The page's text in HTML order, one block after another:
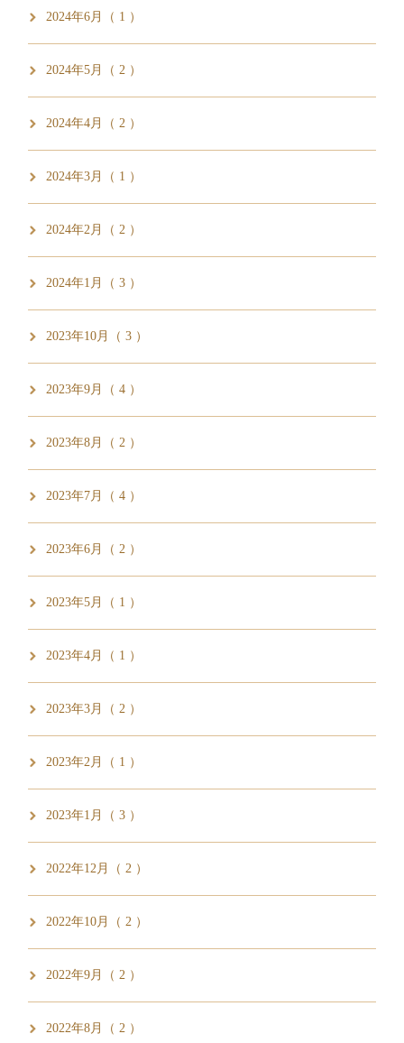
2024年6月（ 1 ）
2024年5月（ 2 ）
2024年4月（ 2 ）
2024年3月（ 1 ）
2024年2月（ 2 ）
2024年1月（ 3 ）
2023年10月（ 3 ）
2023年9月（ 4 ）
2023年8月（ 2 ）
2023年7月（ 4 ）
2023年6月（ 2 ）
2023年5月（ 1 ）
2023年4月（ 1 ）
2023年3月（ 2 ）
2023年2月（ 1 ）
2023年1月（ 3 ）
2022年12月（ 2 ）
2022年10月（ 2 ）
2022年9月（ 2 ）
2022年8月（ 2 ）